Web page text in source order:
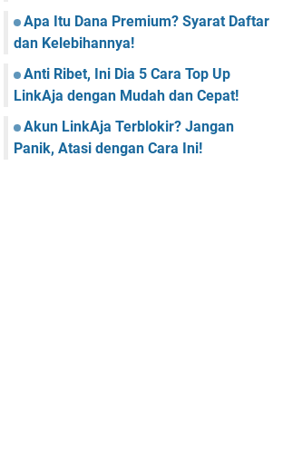
Apa Itu Dana Premium? Syarat Daftar
dan Kelebihannya!
Anti Ribet, Ini Dia 5 Cara Top Up
LinkAja dengan Mudah dan Cepat!
Akun LinkAja Terblokir? Jangan
Panik, Atasi dengan Cara Ini!